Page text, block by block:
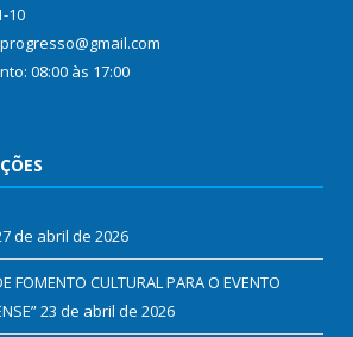
10
08:00 às 17:00
de abril de 2026
FOMENTO CULTURAL PARA O EVENTO
23 de abril de 2026